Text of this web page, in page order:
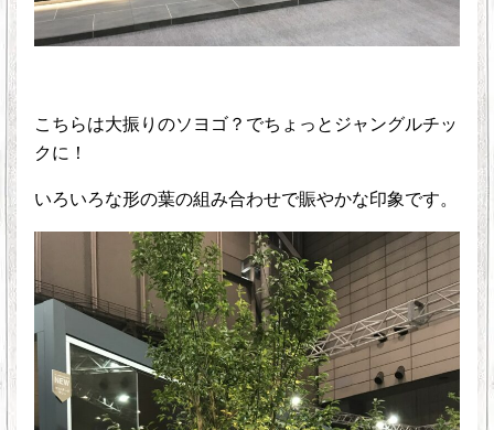
こちらは大振りのソヨゴ？でちょっとジャングルチッ
クに！
いろいろな形の葉の組み合わせで賑やかな印象です。